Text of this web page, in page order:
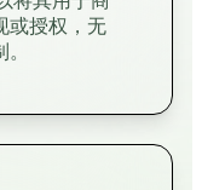
或授权，无